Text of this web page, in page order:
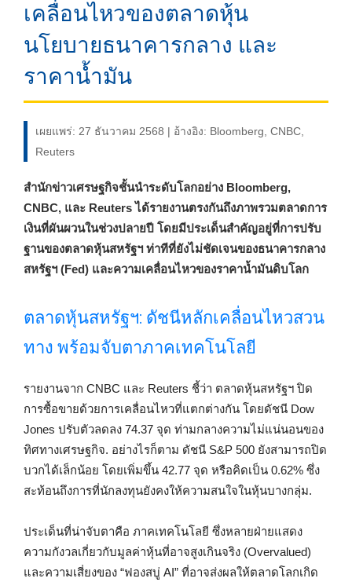
เคลื่อนไหวของตลาดหุ้น
นโยบายธนาคารกลาง และ
ราคาน้ำมัน
เผยแพร่: 27 ธันวาคม 2568 | อ้างอิง: Bloomberg, CNBC,
Reuters
สำนักข่าวเศรษฐกิจชั้นนำระดับโลกอย่าง Bloomberg,
CNBC, และ Reuters ได้รายงานตรงกันถึงภาพรวมตลาดการ
เงินที่ผันผวนในช่วงปลายปี โดยมีประเด็นสำคัญอยู่ที่การปรับ
ฐานของตลาดหุ้นสหรัฐฯ ท่าทีที่ยังไม่ชัดเจนของธนาคารกลาง
สหรัฐฯ (Fed) และความเคลื่อนไหวของราคาน้ำมันดิบโลก
ตลาดหุ้นสหรัฐฯ: ดัชนีหลักเคลื่อนไหวสวน
ทาง พร้อมจับตาภาคเทคโนโลยี
รายงานจาก CNBC และ Reuters ชี้ว่า ตลาดหุ้นสหรัฐฯ ปิด
การซื้อขายด้วยการเคลื่อนไหวที่แตกต่างกัน โดยดัชนี Dow
Jones ปรับตัวลดลง 74.37 จุด ท่ามกลางความไม่แน่นอนของ
ทิศทางเศรษฐกิจ. อย่างไรก็ตาม ดัชนี S&P 500 ยังสามารถปิด
บวกได้เล็กน้อย โดยเพิ่มขึ้น 42.77 จุด หรือคิดเป็น 0.62% ซึ่ง
สะท้อนถึงการที่นักลงทุนยังคงให้ความสนใจในหุ้นบางกลุ่ม.
ประเด็นที่น่าจับตาคือ ภาคเทคโนโลยี ซึ่งหลายฝ่ายแสดง
ความกังวลเกี่ยวกับมูลค่าหุ้นที่อาจสูงเกินจริง (Overvalued)
และความเสี่ยงของ “ฟองสบู่ AI” ที่อาจส่งผลให้ตลาดโลกเกิด